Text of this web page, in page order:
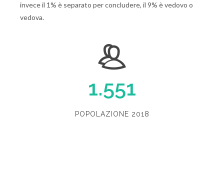
invece il 1% è separato per concludere, il 9% è vedovo o
vedova.
1.551
POPOLAZIONE 2018